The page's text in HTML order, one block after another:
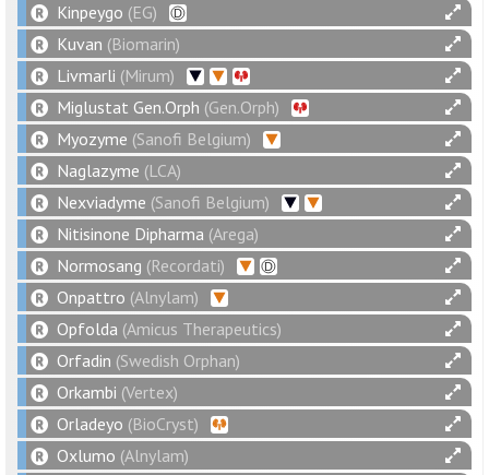
Kinpeygo (EG)
Kuvan (Biomarin)
Livmarli (Mirum)
Miglustat Gen.Orph (Gen.Orph)
Myozyme (Sanofi Belgium)
Naglazyme (LCA)
Nexviadyme (Sanofi Belgium)
Nitisinone Dipharma (Arega)
Normosang (Recordati)
Onpattro (Alnylam)
Opfolda (Amicus Therapeutics)
Orfadin (Swedish Orphan)
Orkambi (Vertex)
Orladeyo (BioCryst)
Oxlumo (Alnylam)